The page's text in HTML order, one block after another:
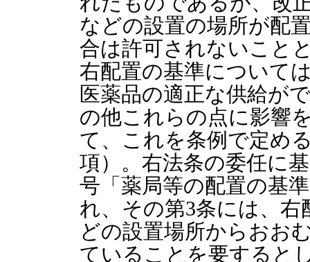
などの設置の場所が配
合は許可されないこと
右配置の基準について
医薬品の適正な供給が
の他これらの点に影響
て、これを条例で定め
項）。右法条の委任に
号「薬局等の配置の基
れ、その第3条には、
どの設置場所からおお
ていることを要すると